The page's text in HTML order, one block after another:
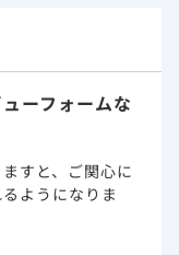
ーフォームな
すと、 ご関心に
ようになりま